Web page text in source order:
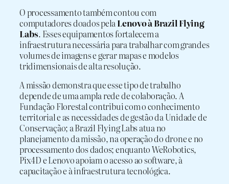
O processamento também contou com
computadores doados pelaLenovo à Brazil Flying
Labs. Esses equipamentos fortalecem a
infraestrutura necessária para trabalhar com grandes
volumes de imagens e gerar mapas e modelos
tridimensionais de alta resolução.
A missão demonstra que esse tipo de trabalho
depende de uma ampla rede de colaboração. A
Fundação Florestal contribui com o conhecimento
territorial e as necessidades de gestão da Unidade de
Conservação; a Brazil Flying Labs atua no
planejamento da missão, na operação do drone e no
processamento dos dados; enquanto WeRobotics,
Pix4D e Lenovo apoiam o acesso ao software, à
capacitação e à infraestrutura tecnológica.